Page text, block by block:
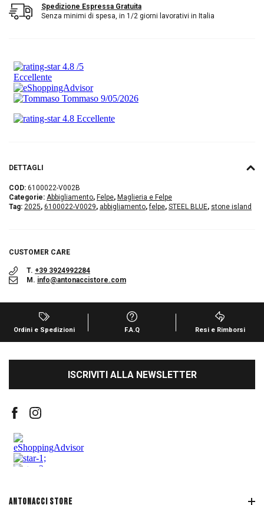
Spedizione Espressa Gratuita
Senza minimi di spesa, in 1/2 giorni lavorativi in Italia
DETTAGLI
COD: 6100022-V002B
Categorie: Abbigliamento, Felpe, Maglieria e Felpe
Tag: 2025, 6100022-V0029, abbigliamento,felpe, STEEL BLUE, stone island
CUSTOMER CARE
T. +39 3924992284
M. info@antonaccistore.com
Ordini e Spedizioni F.A.Q Resi e Rimborsi
ISCRIVITI ALLA NEWSLETTER
ANTONACCI STORE